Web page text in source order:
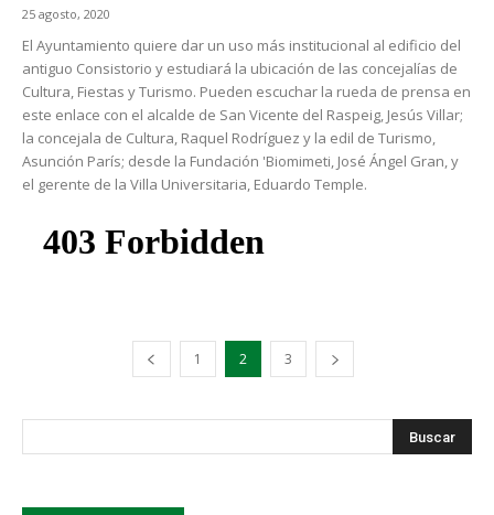
25 agosto, 2020
El Ayuntamiento quiere dar un uso más institucional al edificio del
antiguo Consistorio y estudiará la ubicación de las concejalías de
Cultura, Fiestas y Turismo. Pueden escuchar la rueda de prensa en
este enlace con el alcalde de San Vicente del Raspeig, Jesús Villar;
la concejala de Cultura, Raquel Rodríguez y la edil de Turismo,
Asunción París; desde la Fundación 'Biomimeti, José Ángel Gran, y
el gerente de la Villa Universitaria, Eduardo Temple.
1 2 3